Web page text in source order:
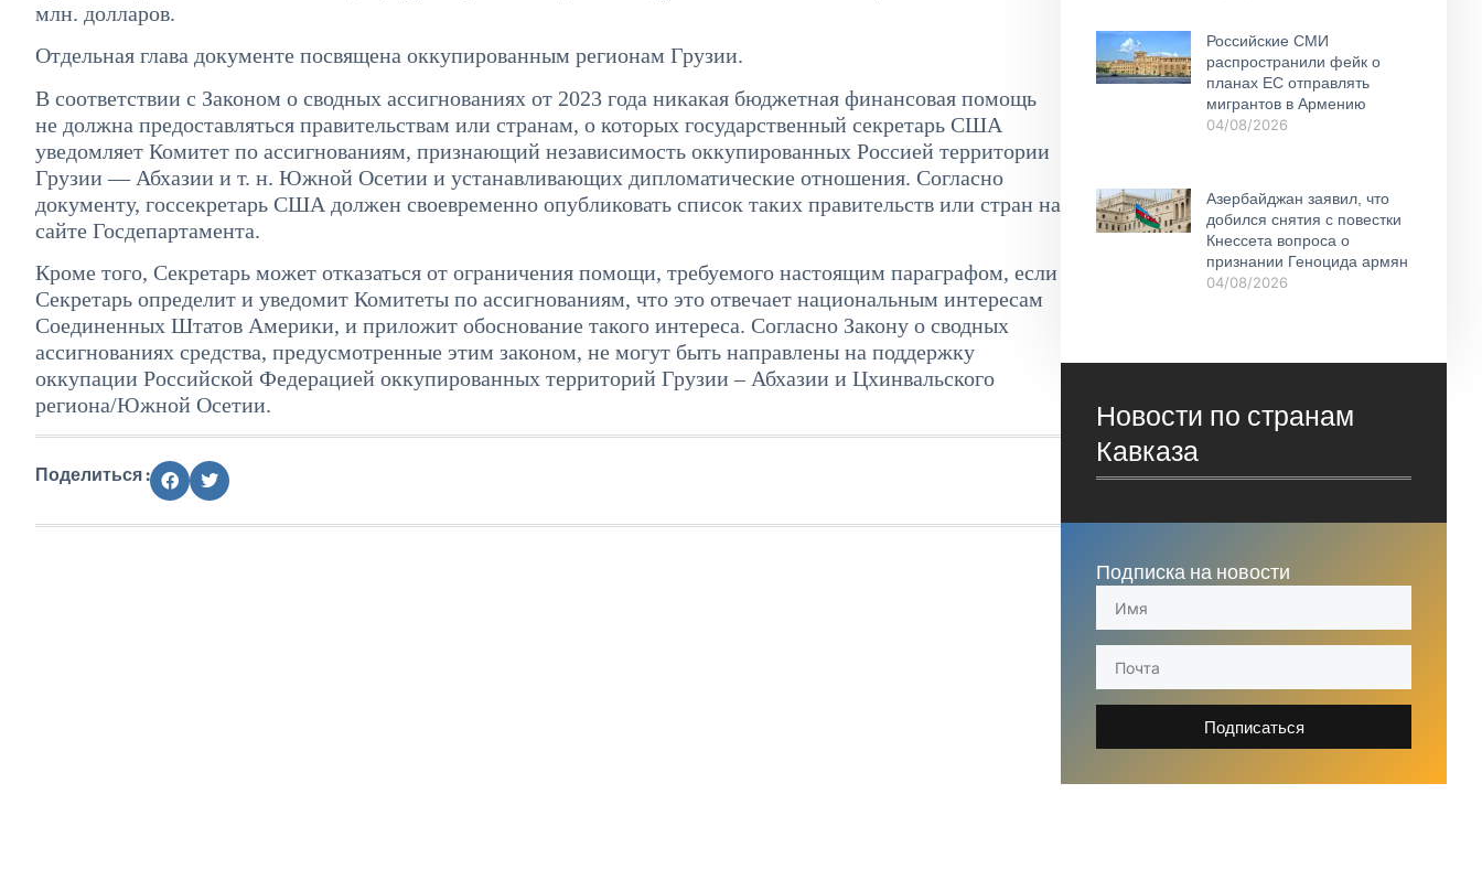
млн. долларов.
Отдельная глава документе посвящена оккупированным регионам Грузии.
В соответствии с Законом о сводных ассигнованиях от 2023 года никакая бюджетная финансовая помощь
не должна предоставляться правительствам или странам, о которых государственный секретарь США
уведомляет Комитет по ассигнованиям, признающий независимость оккупированных Россией территории
Грузии — Абхазии и т. н. Южной Осетии и устанавливающих дипломатические отношения. Согласно
документу, госсекретарь США должен своевременно опубликовать список таких правительств или стран на
сайте Госдепартамента.
Кроме того, Секретарь может отказаться от ограничения помощи, требуемого настоящим параграфом, если
Секретарь определит и уведомит Комитеты по ассигнованиям, что это отвечает национальным интересам
Соединенных Штатов Америки, и приложит обоснование такого интереса. Согласно Закону о сводных
ассигнованиях средства, предусмотренные этим законом, не могут быть направлены на поддержку
оккупации Российской Федерацией оккупированных территорий Грузии – Абхазии и Цхинвальского
региона/Южной Осетии.
Поделиться :
Российские СМИ
распространили фейк о
планах ЕС отправлять
мигрантов в Армению
04/08/2026
Азербайджан заявил, что
добился снятия с повестки
Кнессета вопроса о
признании Геноцида армян
04/08/2026
Новости по странам
Кавказа
Подписка на новости
Подписаться